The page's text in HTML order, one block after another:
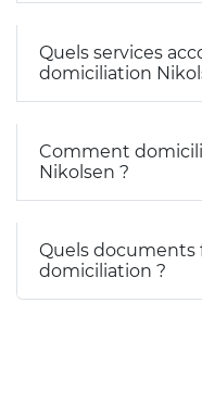
Quels services
domiciliation
Comment
Nikolsen ?
Quels documents
domiciliation ?